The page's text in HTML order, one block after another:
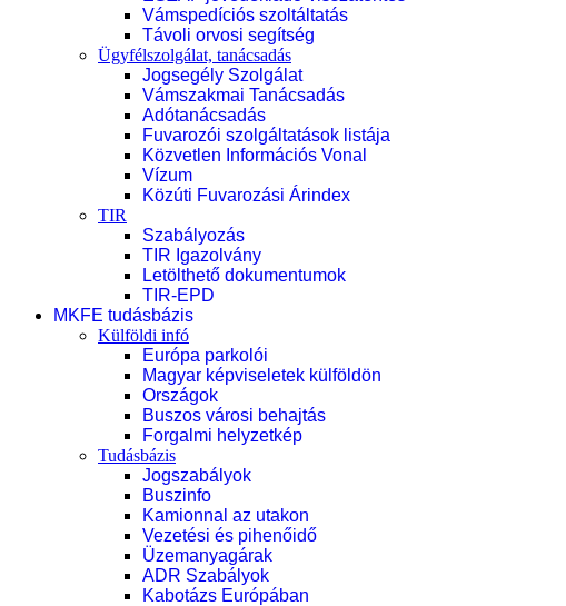
Vámspedíciós szoltáltatás
Távoli orvosi segítség
Ügyfélszolgálat, tanácsadás
Jogsegély Szolgálat
Vámszakmai Tanácsadás
Adótanácsadás
Fuvarozói szolgáltatások listája
Közvetlen Információs Vonal
Vízum
Közúti Fuvarozási Árindex
TIR
Szabályozás
TIR Igazolvány
Letölthető dokumentumok
TIR-EPD
MKFE tudásbázis
Külföldi infó
Európa parkolói
Magyar képviseletek külföldön
Országok
Buszos városi behajtás
Forgalmi helyzetkép
Tudásbázis
Jogszabályok
Buszinfo
Kamionnal az utakon
Vezetési és pihenőidő
Üzemanyagárak
ADR Szabályok
Kabotázs Európában